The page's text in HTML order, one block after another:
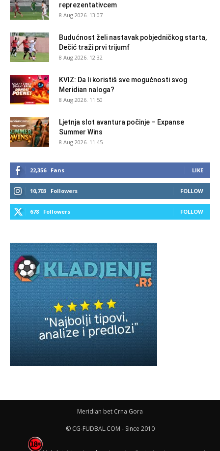
reprezentativcem
8 Aug 2026. 13:07
Budućnost želi nastavak pobjedničkog starta,
Dečić traži prvi trijumf
8 Aug 2026. 12:32
KVIZ: Da li koristiš sve mogućnosti svog
Meridian naloga?
8 Aug 2026. 11:50
Ljetnja slot avantura počinje – Expanse
Summer Wins
8 Aug 2026. 11:45
22,356 Fans LIKE
10,703 Followers FOLLOW
678 Followers FOLLOW
Meridian bet Crna Gora
© CG-FUDBAL.COM - Since 2010